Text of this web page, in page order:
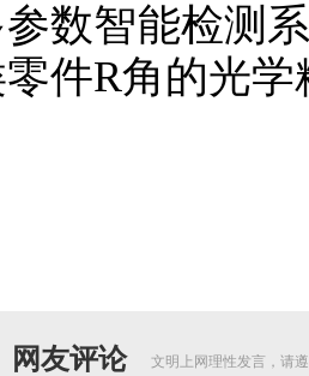
参数智能检测
件R角的光
网友评论 文明上网理性发言，请